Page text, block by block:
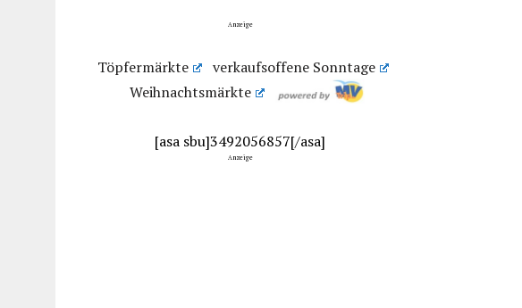
Anzeige
Töpfermärkte
verkaufsoffene Sonntage
Weihnachtsmärkte
[asa sbu]3492056857[/asa]
Anzeige